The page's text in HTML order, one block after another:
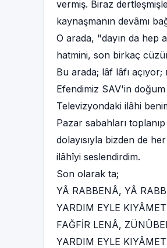
vermiş. Biraz
kaynaşmanın devâmı
O arada, "dayın da hep
hatmini, son birkaç
Bu arada; lâf lâfı
Efendimiz SAV'in
Televizyondaki ilâhi
Pazar sabahları
dolayısıyla bizden de
ilâhîyi seslendirdim.
Son olarak ta;
YÂ RABBENÂ, YÂ
YARDIM EYLE
FAĞFİR LENÂ,
YARDIM EYLE